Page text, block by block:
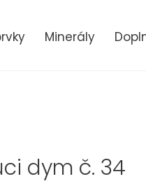
Minerály
dym č. 34